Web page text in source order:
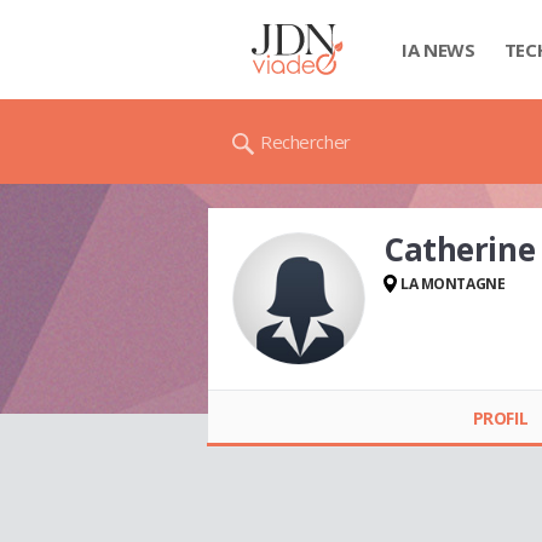
IA NEWS
Rechercher
Catherine
LA MONTAGNE
PROFIL